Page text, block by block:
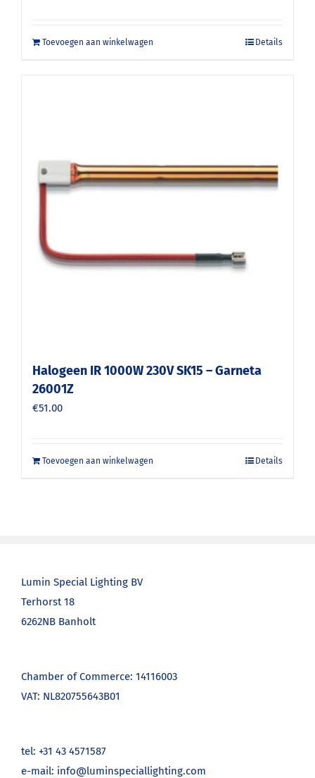
Toevoegen aan winkelwagen Details
Halogeen IR 1000W 230V SK15 – Garneta
26001Z
€51.00
Toevoegen aan winkelwagen Details
Lumin Special Lighting BV
Terhorst 18
6262NB Banholt
Chamber of Commerce: 14116003
VAT: NL820755643B01
tel: +31 43 4571587
e-mail: info@luminspeciallighting.com